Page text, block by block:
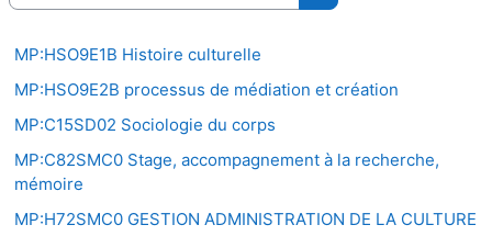
Поиск курса
MP:HSO9E1B Histoire culturelle
MP:HSO9E2B processus de médiation et création
MP:C15SD02 Sociologie du corps
MP:C82SMC0 Stage, accompagnement à la recherche,
mémoire
MP:H72SMC0 GESTION ADMINISTRATION DE LA CULTURE